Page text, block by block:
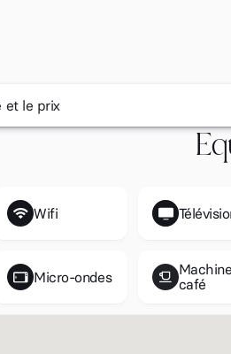
et le prix
Wifi
Micro-ondes
café